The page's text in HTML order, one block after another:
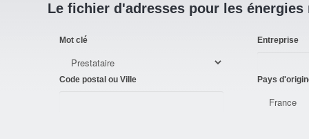
Le fichier d'adresses pour les énergies
Mot clé Entreprise
Code postal ou Ville Pays